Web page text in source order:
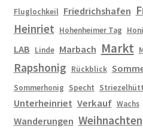
Fluglochkeil Friedrichshafen
Heinriet Hohenheimer Tag
LAB Linde Marbach Markt
Rapshonig Rückblick
Sommerhonig Specht
Unterheinriet Verkauf Wachs
Wanderungen Weihnachten